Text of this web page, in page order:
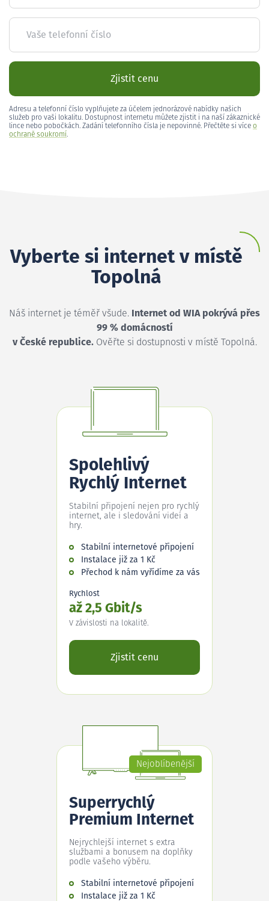
Vaše telefonní číslo
Zjistit cenu
Adresu a telefonní číslo vyplňujete za účelem jednorázové nabídky našich
služeb pro vaši lokalitu. Dostupnost internetu můžete zjistit i na naší zákaznické
lince nebo pobočkách. Zadání telefonního čísla je nepovinné. Přečtěte si více o
ochraně soukromí.
Vyberte si internet v místě
Topolná
Náš internet je téměř všude. Internet od WIA pokrývá přes
99 % domácností
v České republice.Ověřte si dostupnosti v místě Topolná.
Spolehlivý
Rychlý Internet
Stabilní připojení nejen pro rychlý
internet, ale i sledování videí a
hry.
Stabilní internetové připojení
Instalace již za 1 Kč
Přechod k nám vyřídíme za vás
Rychlost
až 2,5 Gbit/s
V závislosti na lokalitě.
Zjistit cenu
Nejoblíbenější
Superrychlý
Premium Internet
Nejrychlejší internet s extra
službami a bonusem na doplňky
podle vašeho výběru.
Stabilní internetové připojení
Instalace již za 1 Kč